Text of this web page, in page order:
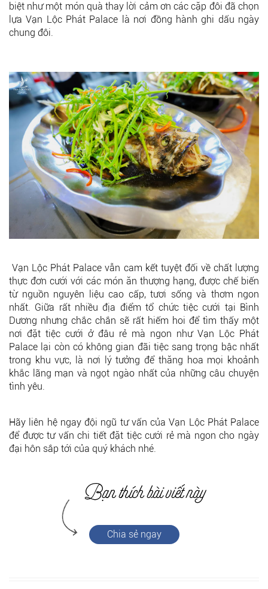
biệt như một món quà thay lời cảm ơn các cặp đôi đã chọn
lựa Vạn Lộc Phát Palace là nơi đồng hành ghi dấu ngày
chung đôi.
Vạn Lộc Phát Palace vẫn cam kết tuyệt đối về chất lượng
thực đơn cưới với các món ăn thượng hạng, được chế biến
từ nguồn nguyên liệu cao cấp, tươi sống và thơm ngon
nhất. Giữa rất nhiều địa điểm tổ chức tiệc cưới tại Bình
Dương nhưng chắc chắn sẽ rất hiếm hoi để tìm thấy một
nơi đặt tiệc cưới ở đâu rẻ mà ngon như Vạn Lộc Phát
Palace lại còn có không gian đãi tiệc sang trọng bậc nhất
trong khu vực, là nơi lý tưởng để thăng hoa mọi khoảnh
khắc lãng mạn và ngọt ngào nhất của những câu chuyện
tình yêu.
Hãy liên hệ ngay đội ngũ tư vấn của Vạn Lộc Phát Palace
để được tư vấn chi tiết đặt tiệc cưới rẻ mà ngon cho ngày
đại hôn sắp tới của quý khách nhé.
Chia sẻ ngay